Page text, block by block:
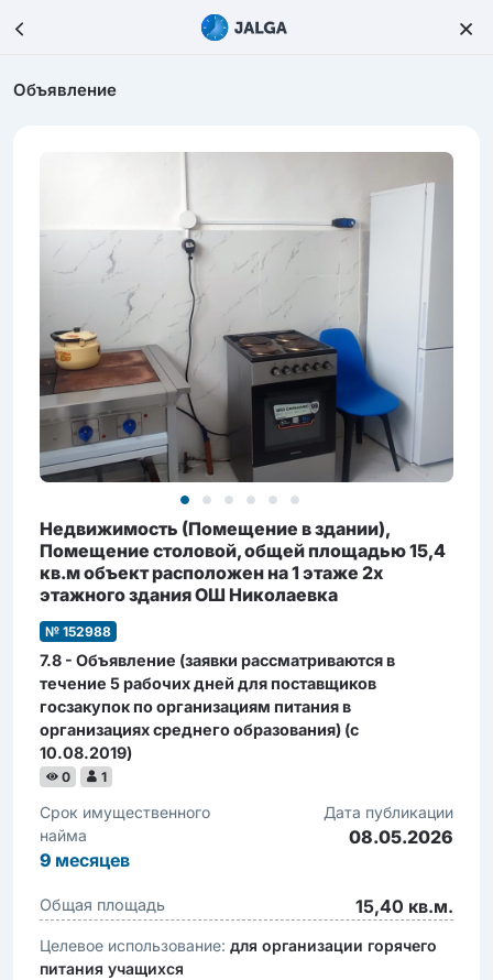
Объявление
Недвижимость (Помещение в здании),
Помещение столовой, общей площадью 15,4
кв.м объект расположен на 1 этаже 2х
этажного здания ОШ Николаевка
№ 152988
7.8 - Объявление (заявки рассматриваются в
течение 5 рабочих дней для поставщиков
госзакупок по организациям питания в
организациях среднего образования) (c
10.08.2019)
0 1
Срок имущественного
найма
9 месяцев
Дата публикации
08.05.2026
Общая площадь 15,40 кв.м.
Целевое использование: для организации горячего
питания учащихся